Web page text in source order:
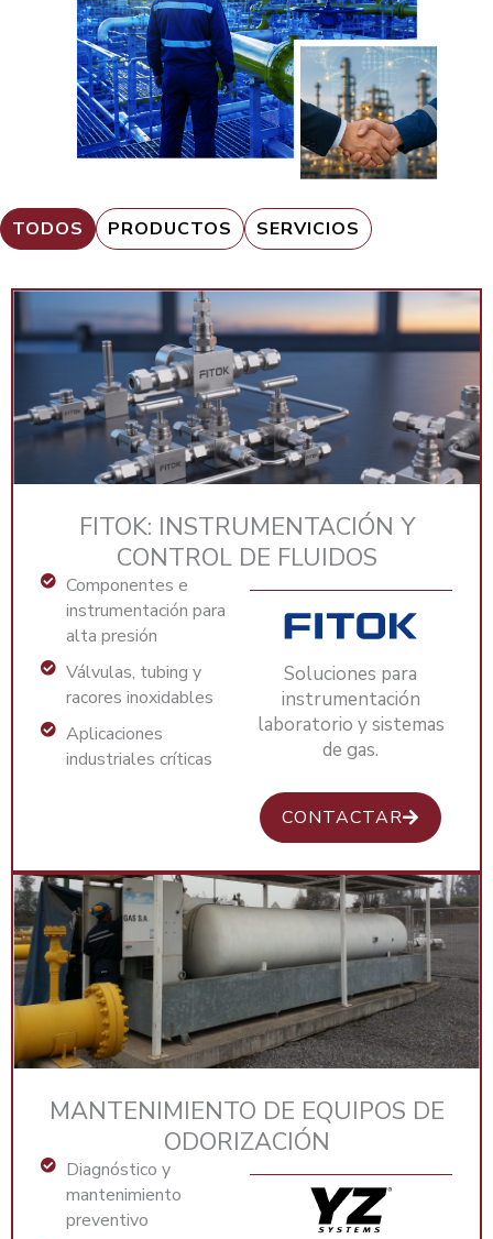
TODOS PRODUCTOS SERVICIOS
FITOK: INSTRUMENTACIÓN Y
CONTROL DE FLUIDOS
Componentes e
instrumentación para
alta presión
Válvulas, tubing y
racores inoxidables
Aplicaciones
industriales críticas
Soluciones para
instrumentación
laboratorio y sistemas
de gas.
CONTACTAR
MANTENIMIENTO DE EQUIPOS DE
ODORIZACIÓN
Diagnóstico y
mantenimiento
preventivo